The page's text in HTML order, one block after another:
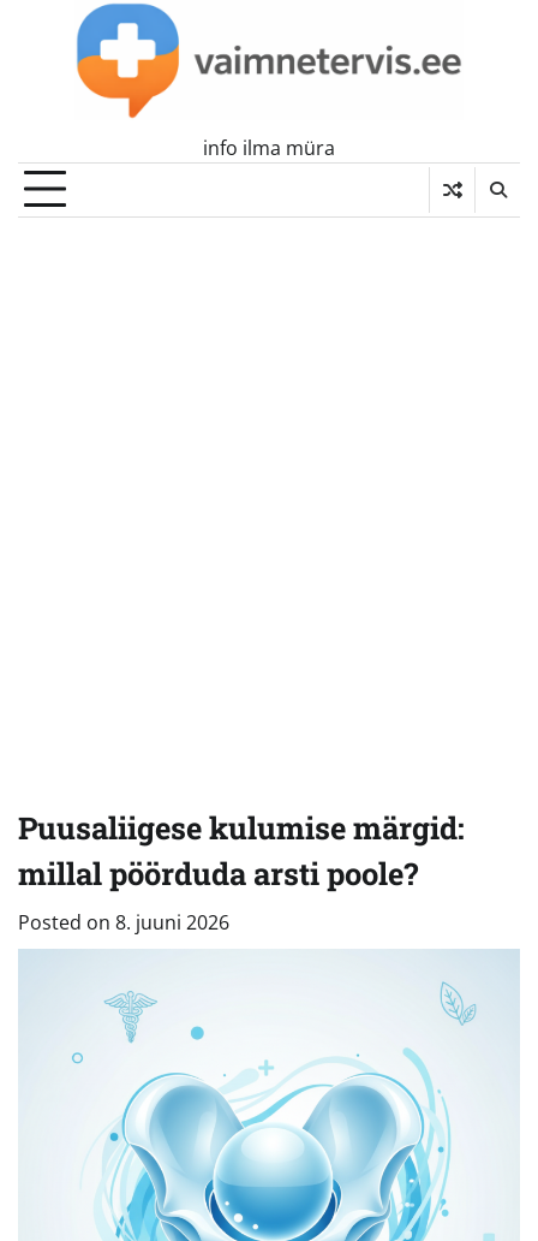
info ilma müra
Puusaliigese kulumise märgid:
millal pöörduda arsti poole?
Posted on 8. juuni 2026